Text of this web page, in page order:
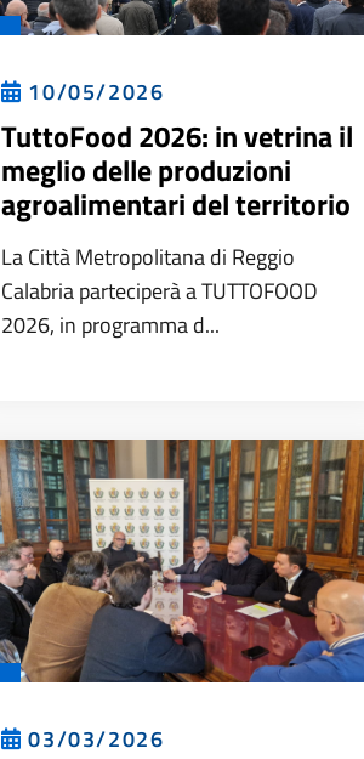
10/05/2026
TuttoFood 2026: in vetrina il
meglio delle produzioni
agroalimentari del territorio
La Città Metropolitana di Reggio
Calabria parteciperà a TUTTOFOOD
2026, in programma d...
03/03/2026